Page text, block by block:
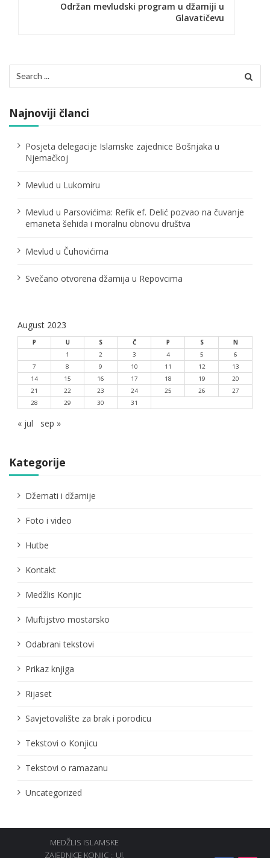
j
č
l
n
a
k
a
Održan mevludski program u džamiji u
Glavatičevu
for:
Najnoviji članci
Posjeta delegacije Islamske zajednice Bošnjaka u
Njemačkoj
Mevlud u Lukomiru
Mevlud u Parsovićima: Refik ef. Delić pozvao na čuvanje
emaneta šehida i moralnu obnovu društva
Mevlud u Čuhovićima
Svečano otvorena džamija u Repovcima
August 2023
P U S Č P S
N
1
2 3 4 5
6
7
8 9 10 11 12
13
14
15 16 17 18 19
20
21
22 23 24 25 26
27
28
29 30 31
« jul sep »
Kategorije
Džemati i džamije
Foto i video
Hutbe
Kontakt
Medžlis Konjic
Muftijstvo mostarsko
Odabrani tekstovi
Prikaz knjiga
Rijaset
Savjetovalište za brak i porodicu
Tekstovi o Konjicu
Tekstovi o ramazanu
Uncategorized
MEDŽLIS ISLAMSKE
ZAJEDNICE KONJIC :: Ul.